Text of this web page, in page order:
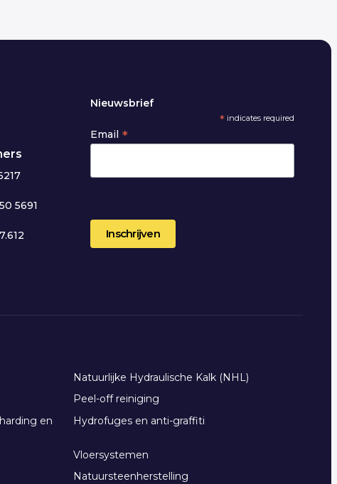
5691
Nieuwsbrief
* indicates required
Email *
Natuurlijke Hydraulische Kalk (NHL)
Peel-off reiniging
en
Hydrofuges en anti-graffiti
Vloersystemen
Natuursteenherstelling